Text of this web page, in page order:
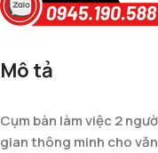
Mô tả
Cụm bàn làm việc 2
gian thông minh cho